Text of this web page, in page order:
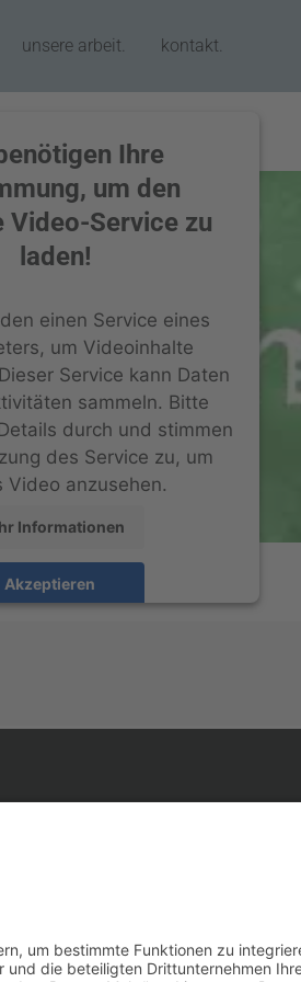
unsere arbeit. kontakt.
Ihre
um den
Video-Service zu
laden!
einen Service eines
um Videoinhalte
Service kann Daten
sammeln. Bitte
durch und stimmen
des Service zu, um
Video anzusehen.
Informationen
Akzeptieren
datenschutz.